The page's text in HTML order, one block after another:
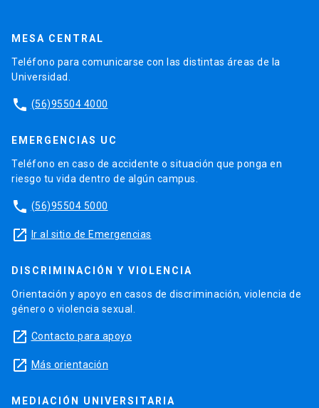
MESA CENTRAL
Teléfono para comunicarse con las distintas áreas de la
Universidad.
phone (56)95504 4000
EMERGENCIAS UC
Teléfono en caso de accidente o situación que ponga en
riesgo tu vida dentro de algún campus.
phone (56)95504 5000
launch Ir al sitio de Emergencias
DISCRIMINACIÓN Y VIOLENCIA
Orientación y apoyo en casos de discriminación, violencia de
género o violencia sexual.
launch Contacto para apoyo
launch Más orientación
MEDIACIÓN UNIVERSITARIA